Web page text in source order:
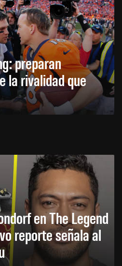
preparan
la rivalidad que
en The Legend
reporte señala al